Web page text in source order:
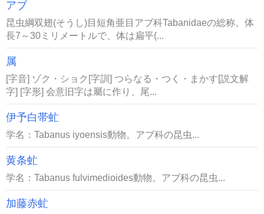
アブ
昆虫綱双翅(そうし)目短角亜目アブ科Tabanidaeの総称。体
長7～30ミリメートルで、体は扁平(...
属
[字音] ゾク・ショク[字訓] つらなる・つく・まかす[説文解
字] [字形] 会意旧字は屬に作り、尾...
伊予白帯虻
学名：Tabanus iyoensis動物。アブ科の昆虫...
黄条虻
学名：Tabanus fulvimedioides動物。アブ科の昆虫...
加藤赤虻